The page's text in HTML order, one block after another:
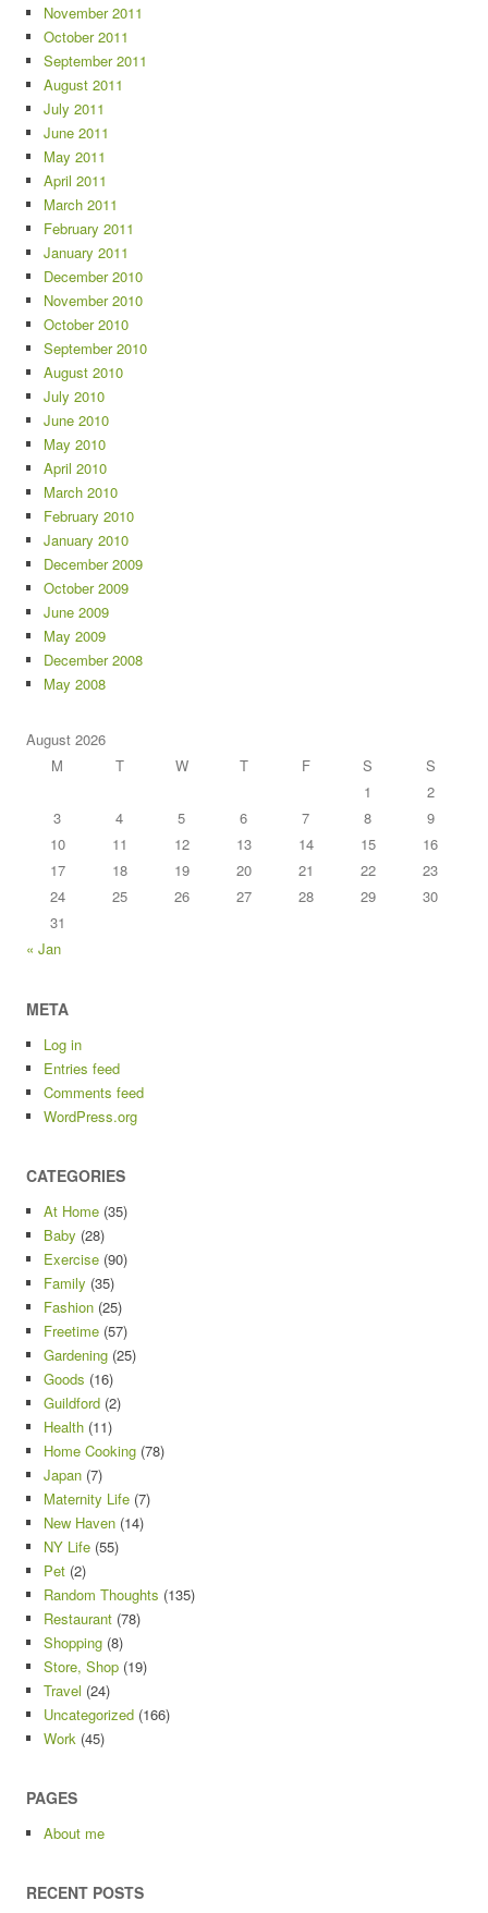
November 2011
October 2011
September 2011
August 2011
July 2011
June 2011
May 2011
April 2011
March 2011
February 2011
January 2011
December 2010
November 2010
October 2010
September 2010
August 2010
July 2010
June 2010
May 2010
April 2010
March 2010
February 2010
January 2010
December 2009
October 2009
June 2009
May 2009
December 2008
May 2008
August 2026
M
T W T F S
S
1
2
3
4 5 6 7 8
9
10
11 12 13 14 15
16
17
18 19 20 21 22
23
24
25 26 27 28 29
30
31
« Jan
META
Log in
Entries feed
Comments feed
WordPress.org
CATEGORIES
At Home (35)
Baby (28)
Exercise (90)
Family (35)
Fashion (25)
Freetime (57)
Gardening (25)
Goods (16)
Guildford (2)
Health (11)
Home Cooking (78)
Japan (7)
Maternity Life (7)
New Haven (14)
NY Life (55)
Pet (2)
Random Thoughts (135)
Restaurant (78)
Shopping (8)
Store, Shop (19)
Travel (24)
Uncategorized (166)
Work (45)
PAGES
About me
RECENT POSTS